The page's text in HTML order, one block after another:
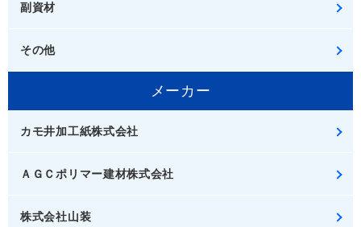
副資材
その他
メーカー
カモ井加工紙株式会社
ＡＧＣポリマー建材株式会社
株式会社山装